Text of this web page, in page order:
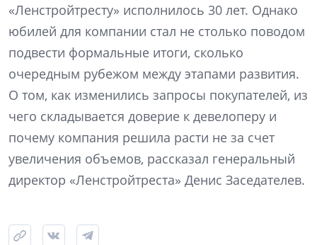
«Ленстройтресту» исполнилось 30 лет. Однако
юбилей для компании стал не столько поводом
подвести формальные итоги, сколько
очередным рубежом между этапами развития.
О том, как изменились запросы покупателей, из
чего складывается доверие к девелоперу и
почему компания решила расти не за счет
увеличения объемов, рассказал генеральный
директор «Ленстройтреста» Денис Заседателев.